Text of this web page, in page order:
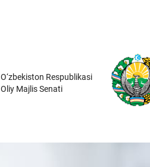
O‘zbekiston Respublikasi
Oliy Majlis Senati